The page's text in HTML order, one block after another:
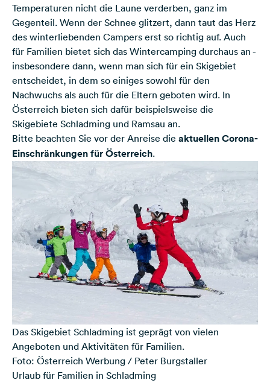
Temperaturen nicht die Laune verderben, ganz im
Gegenteil. Wenn der Schnee glitzert, dann taut das Herz
des winterliebenden Campers erst so richtig auf. Auch
für Familien bietet sich das Wintercamping durchaus an -
insbesondere dann, wenn man sich für ein Skigebiet
entscheidet, in dem so einiges sowohl für den
Nachwuchs als auch für die Eltern geboten wird. In
Österreich bieten sich dafür beispielsweise die
Skigebiete Schladming und Ramsau an.
Bitte beachten Sie vor der Anreise die aktuellen Corona-
Einschränkungen für Österreich.
Das Skigebiet Schladming ist geprägt von vielen
Angeboten und Aktivitäten für Familien.
Foto: Österreich Werbung / Peter Burgstaller
Urlaub für Familien in Schladming